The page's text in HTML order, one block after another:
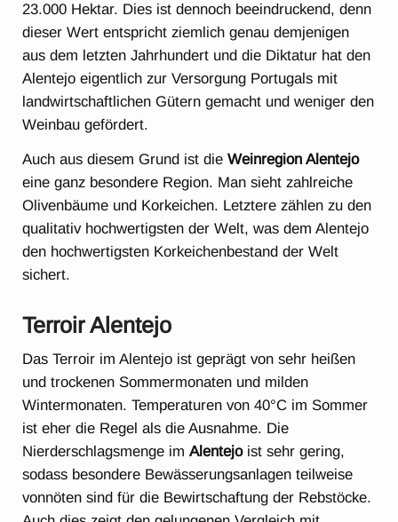
23.000 Hektar. Dies ist dennoch beeindruckend, denn
dieser Wert entspricht ziemlich genau demjenigen
aus dem letzten Jahrhundert und die Diktatur hat den
Alentejo eigentlich zur Versorgung Portugals mit
landwirtschaftlichen Gütern gemacht und weniger den
Weinbau gefördert.
Auch aus diesem Grund ist dieWeinregion Alentejo
eine ganz besondere Region. Man sieht zahlreiche
Olivenbäume und Korkeichen. Letztere zählen zu den
qualitativ hochwertigsten der Welt, was dem Alentejo
den hochwertigsten Korkeichenbestand der Welt
sichert.
Terroir Alentejo
Das Terroir im Alentejo ist geprägt von sehr heißen
und trockenen Sommermonaten und milden
Wintermonaten. Temperaturen von 40°C im Sommer
ist eher die Regel als die Ausnahme. Die
Nierderschlagsmenge imAlentejoist sehr gering,
sodass besondere Bewässerungsanlagen teilweise
vonnöten sind für die Bewirtschaftung der Rebstöcke.